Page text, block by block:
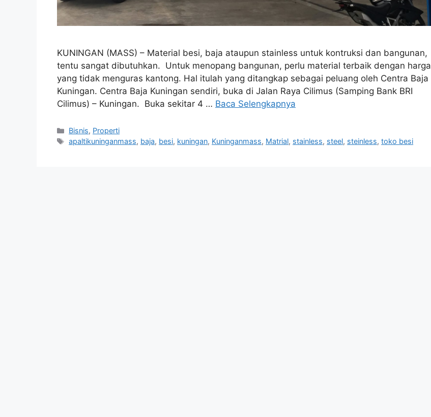
KUNINGAN (MASS) – Material besi, baja ataupun stainless untuk kontruksi dan bangunan,
tentu sangat dibutuhkan. Untuk menopang bangunan, perlu material terbaik dengan harga
yang tidak menguras kantong. Hal itulah yang ditangkap sebagai peluang oleh Centra Baja
Kuningan. Centra Baja Kuningan sendiri, buka di Jalan Raya Cilimus (Samping Bank BRI
Cilimus) – Kuningan. Buka sekitar 4 … Baca Selengkapnya
Kategori
Bisnis, Properti
Tag
apaltikuninganmass, baja, besi, kuningan, Kuninganmass, Matrial, stainless, steel, steinless,toko besi